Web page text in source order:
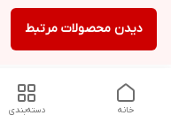
دیدن محصولات مرتبط
دسته‌بندی خانه